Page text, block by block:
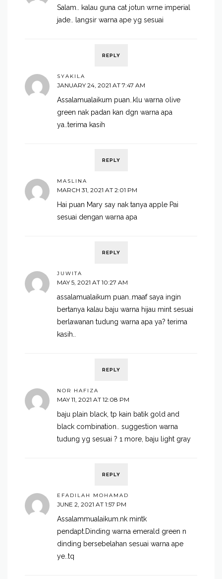
Salam.. kalau guna cat jotun wrne imperial
jade.. langsir warna ape yg sesuai
REPLY
SYAKILA
JANUARY 24, 2021 AT 7:47 AM
Assalamualaikum puan..klu warna olive
green nak padan kan dgn warna apa
ya..terima kasih
REPLY
MASLINA
MARCH 31, 2021 AT 2:01 PM
Hai puan Mary say nak tanya apple Pai
sesuai dengan warna apa
REPLY
JUWITA
MAY 5, 2021 AT 10:27 AM
assalamualaikum puan..maaf saya ingin
bertanya kalau baju warna hijau mint sesuai
berlawanan tudung warna apa ya? terima
kasih..
REPLY
NOR HAFIZA
MAY 11, 2021 AT 12:08 PM
baju plain black, tp kain batik gold and
black combination.. suggestion warna
tudung yg sesuai ? 1 more, baju light gray
REPLY
EFADILAH MOHAMAD
JUNE 2, 2021 AT 1:57 PM
Assalammualaikum.nk mintk
pendapt.Dinding warna emerald green n
dinding bersebelahan sesuai warna ape
ye..tq